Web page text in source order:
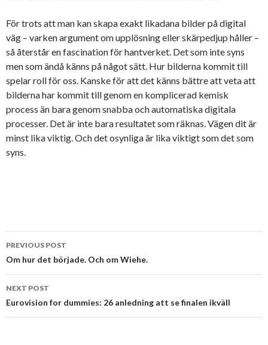
För trots att man kan skapa exakt likadana bilder på digital
väg – varken argument om upplösning eller skärpedjup håller –
så återstår en fascination för hantverket. Det som inte syns
men som ändå känns på något sätt. Hur bilderna kommit till
spelar roll för oss. Kanske för att det känns bättre att veta att
bilderna har kommit till genom en komplicerad kemisk
process än bara genom snabba och automatiska digitala
processer. Det är inte bara resultatet som räknas. Vägen dit är
minst lika viktig. Och det osynliga är lika viktigt som det som
syns.
Post
navigation
PREVIOUS POST
Om hur det började. Och om Wiehe.
NEXT POST
Eurovision for dummies: 26 anledning att se finalen ikväll